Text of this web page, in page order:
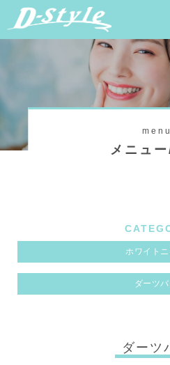
menu
メニュ
ホワイト
ダーツ
ダーツ